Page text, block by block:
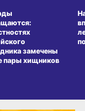
замечены
пары хищников